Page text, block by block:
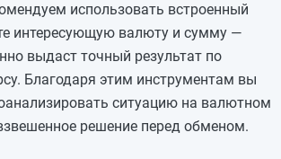
использовать встроенный
интересующую валюту и сумму —
выдаст точный результат по
Благодаря этим инструментам вы
ситуацию на валютном
решение перед обменом.